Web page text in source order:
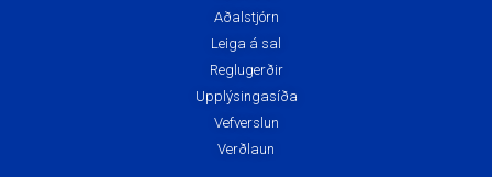
Aðalstjórn
Leiga á sal
Reglugerðir
Upplýsingasíða
Vefverslun
Verðlaun